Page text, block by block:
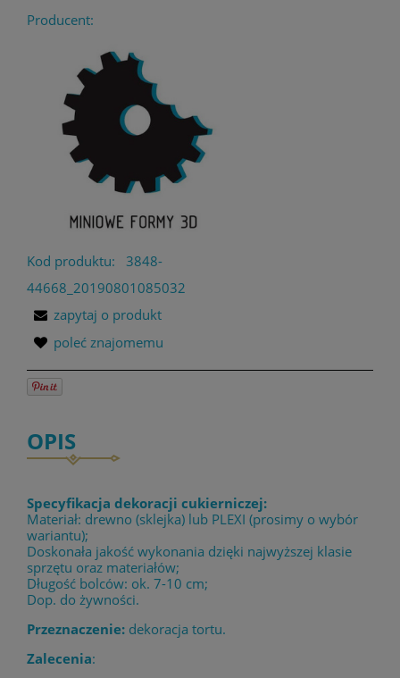
Producent:
Kod produktu:
3848-
44668_20190801085032
zapytaj o produkt
poleć znajomemu
OPIS
Specyfikacja dekoracji cukierniczej:
Materiał: drewno (sklejka) lub PLEXI (prosimy o wybór
wariantu);
Doskonała jakość wykonania dzięki najwyższej klasie
sprzętu oraz materiałów;
Długość bolców: ok. 7-10 cm;
Dop. do żywności.
Przeznaczenie: dekoracja tortu.
Zalecenia: